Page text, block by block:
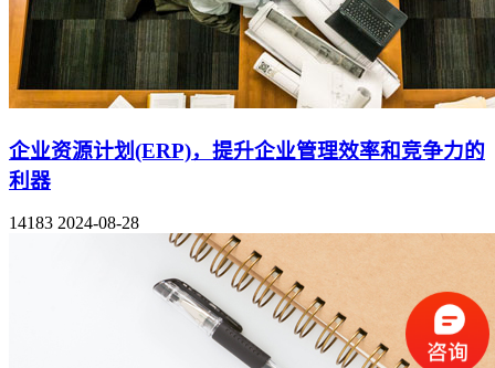
企业资源计划(ERP)，提升企业管理效率和竞争力的
利器
14183 2024-08-28